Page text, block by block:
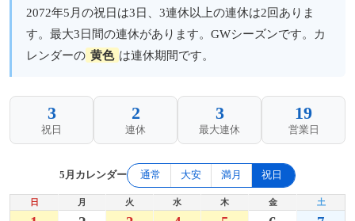
2072年5月の祝日は3日、3連休以上の連休は2回ありま
す。最大3日間の連休があります。GWシーズンです。カ
レンダーの 黄色 は連休期間です。
3
祝日
2
連休
3
最大連休
19
営業日
5月カレンダー 通常 大安 満月 祝日
日 月 火 水 木 金 土